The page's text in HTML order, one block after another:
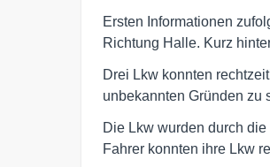
Ersten Informationen
Richtung Halle. Kurz
Drei Lkw konnten
unbekannten Gründen zu
Die Lkw wurden durch
Fahrer konnten ihre Lkw